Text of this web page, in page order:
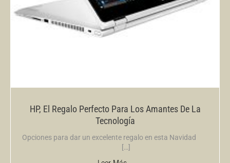
HP, El Regalo Perfecto Para Los Amantes De La
Tecnología
Opciones para dar un excelente regalo en esta Navidad
[…]